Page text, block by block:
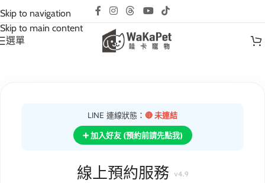
Skip to navigation
Skip to main content
互動請先預約｜以免撲空、造成誤會與不便!
選單
LINE 連線狀態： 🔴 未連結
➕ 加入好友 (預約前請先點我)
線上預約服務 v4.9